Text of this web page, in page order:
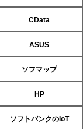
CData
ASUS
ソフマップ
HP
ソフトバンクのIoT